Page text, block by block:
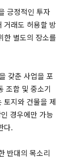
긍정적인 투자
거래도 허용할 방
한 별도의 장소를
갖춘 사업을 포
조합 및 중소기
토지와 건물을 제
경우에만 가능
다.
반대의 목소리